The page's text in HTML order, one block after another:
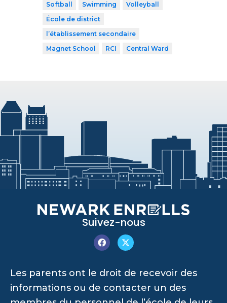
Softball
Swimming
Volleyball
École de district
l’établissement secondaire
Magnet School
RCI Central Ward
Suivez-nous
Les parents ont le droit de recevoir des
informations ou de contacter un des